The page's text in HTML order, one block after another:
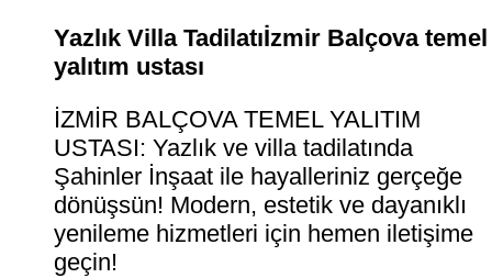
Yazlık Villa Tadilatıİzmir Balçova temel
yalıtım ustası
İZMİR BALÇOVA TEMEL YALITIM
USTASI: Yazlık ve villa tadilatında
Şahinler İnşaat ile hayalleriniz gerçeğe
dönüşsün! Modern, estetik ve dayanıklı
yenileme hizmetleri için hemen iletişime
geçin!